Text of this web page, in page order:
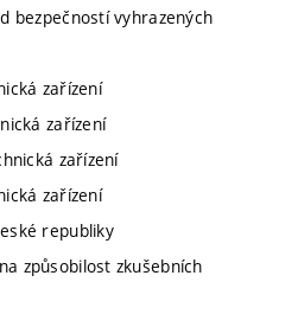
bezpečností vyhrazených
zařízení
zařízení
zařízení
zařízení
republiky
způsobilost zkušebních